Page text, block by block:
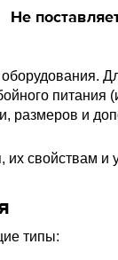
Не
питания
размеров и
их свойствам и
типы: